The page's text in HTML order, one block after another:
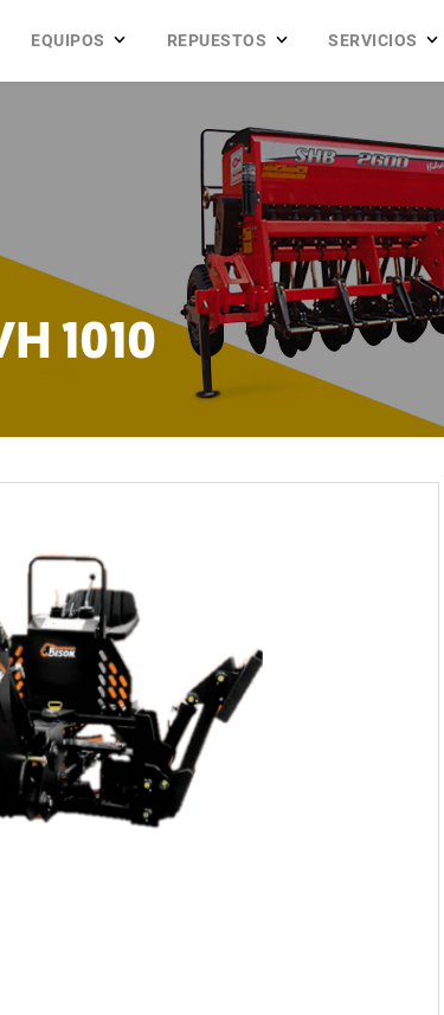
EQUIPOS REPUESTOS SERVICIOS
1010